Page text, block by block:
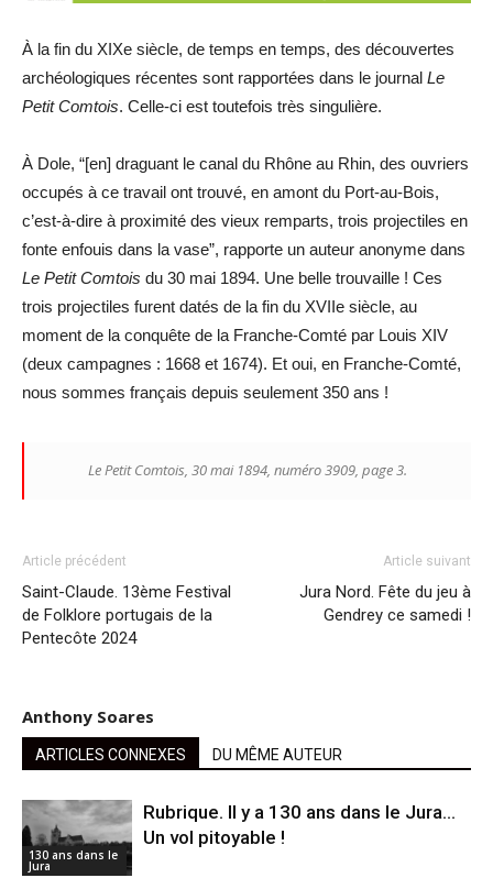
À la fin du XIXe siècle, de temps en temps, des découvertes
archéologiques récentes sont rapportées dans le journal Le
Petit Comtois. Celle-ci est toutefois très singulière.
À Dole, “[en] draguant le canal du Rhône au Rhin, des ouvriers
occupés à ce travail ont trouvé, en amont du Port-au-Bois,
c’est-à-dire à proximité des vieux remparts, trois projectiles en
fonte enfouis dans la vase”, rapporte un auteur anonyme dans
Le Petit Comtois du 30 mai 1894. Une belle trouvaille ! Ces
trois projectiles furent datés de la fin du XVIIe siècle, au
moment de la conquête de la Franche-Comté par Louis XIV
(deux campagnes : 1668 et 1674). Et oui, en Franche-Comté,
nous sommes français depuis seulement 350 ans !
Le Petit Comtois, 30 mai 1894, numéro 3909, page 3.
Article précédent
Saint-Claude. 13ème Festival
de Folklore portugais de la
Pentecôte 2024
Article suivant
Jura Nord. Fête du jeu à
Gendrey ce samedi !
Anthony Soares
ARTICLES CONNEXES DU MÊME AUTEUR
130 ans dans le
Jura
Rubrique. ll y a 130 ans dans le Jura…
Un vol pitoyable !